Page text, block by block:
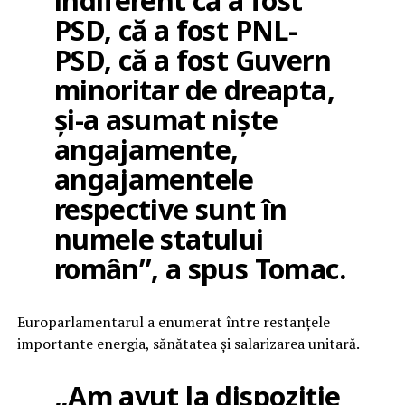
PSD, că a fost PNL-
PSD, că a fost Guvern
minoritar de dreapta,
și-a asumat niște
angajamente,
angajamentele
respective sunt în
numele statului
român”, a spus Tomac.
Europarlamentarul a enumerat între restanțele
importante energia, sănătatea și salarizarea unitară.
„Am avut la dispoziție